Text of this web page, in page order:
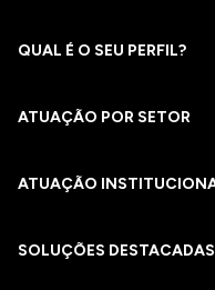
QUAL É O SEU PERFIL?
ATUAÇÃO POR SETOR
ATUAÇÃO
SOLUÇÕES DESTACADAS